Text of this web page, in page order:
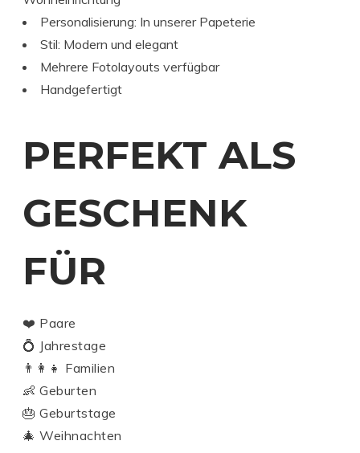
Personalisierung: In unserer Papeterie
Stil: Modern und elegant
Mehrere Fotolayouts verfügbar
Handgefertigt
PERFEKT ALS
GESCHENK
FÜR
❤️ Paare
💍 Jahrestage
👨‍👩‍👧 Familien
👶 Geburten
🎂 Geburtstage
🎄 Weihnachten